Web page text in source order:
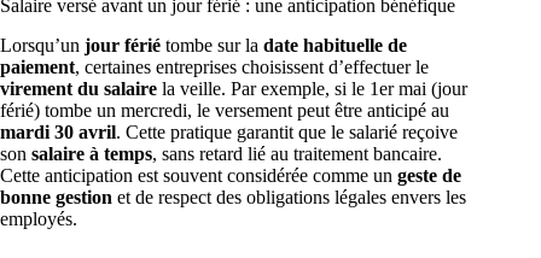
Salaire versé avant un jour férié : une anticipation bénéfique
Lorsqu’un jour férié tombe sur la date habituelle de
paiement, certaines entreprises choisissent d’effectuer le
virement du salaire la veille. Par exemple, si le 1er mai (jour
férié) tombe un mercredi, le versement peut être anticipé au
mardi 30 avril. Cette pratique garantit que le salarié reçoive
son salaire à temps, sans retard lié au traitement bancaire.
Cette anticipation est souvent considérée comme un geste de
bonne gestion et de respect des obligations légales envers les
employés.